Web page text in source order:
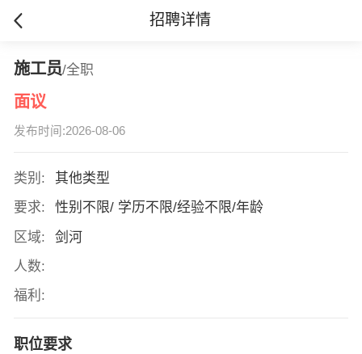
招聘详情
施工员/全职
面议
发布时间:2026-08-06
类别:
其他类型
要求:
性别不限/ 学历不限/经验不限/年龄
区域:
剑河
人数:
福利:
职位要求